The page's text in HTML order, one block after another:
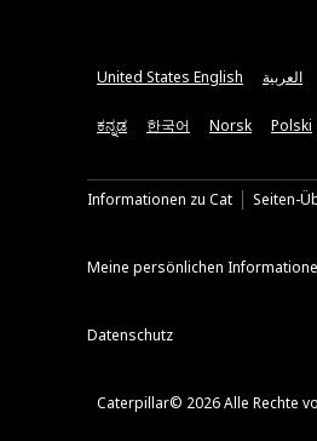
United States English العربية
ಕನ್ನಡ 한국어 Norsk Polski
Informationen zu Cat Seiten-
Meine persönlichen
Datenschutz
Caterpillar© 2026 Alle Rechte